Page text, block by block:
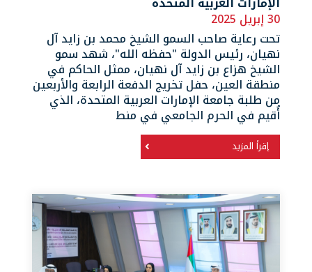
30 إبريل 2025
تحت رعاية صاحب السمو الشيخ محمد بن زايد آل
نهيان، رئيس الدولة "حفظه الله"، شهد سمو
الشيخ هزاع بن زايد آل نهيان، ممثل الحاكم في
منطقة العين، حفل تخريج الدفعة الرابعة والأربعين
من طلبة جامعة الإمارات العربية المتحدة، الذي
أُقيم في الحرم الجامعي في منط
إقرأ المزيد